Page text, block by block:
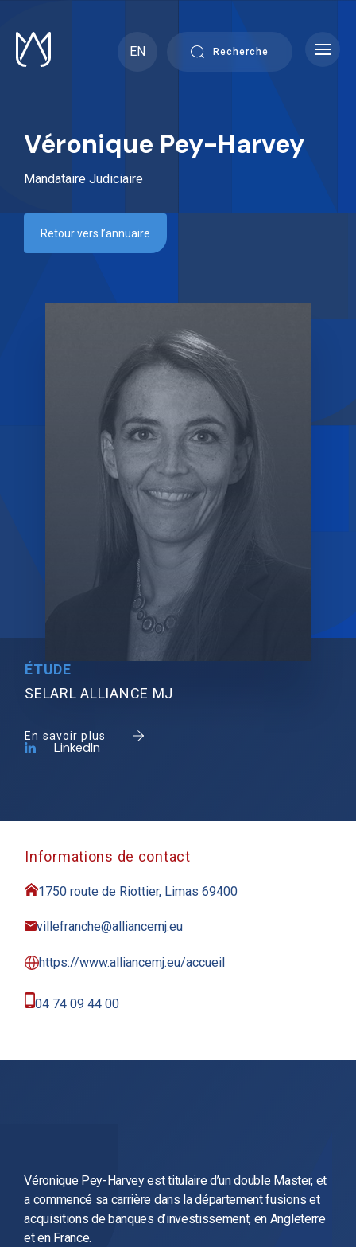
content
EN
Recherche
Véronique Pey-Harvey
Mandataire Judiciaire
Retour vers l’annuaire
ÉTUDE
SELARL ALLIANCE MJ
En savoir plus
LinkedIn
Informations de contact
1750 route de Riottier, Limas 69400
villefranche@alliancemj.eu
https://www.alliancemj.eu/accueil
04 74 09 44 00
Véronique Pey-Harvey est titulaire d’un double Master, et
a commencé sa carrière dans la département fusions et
acquisitions de banques d’investissement, en Angleterre
et en France.